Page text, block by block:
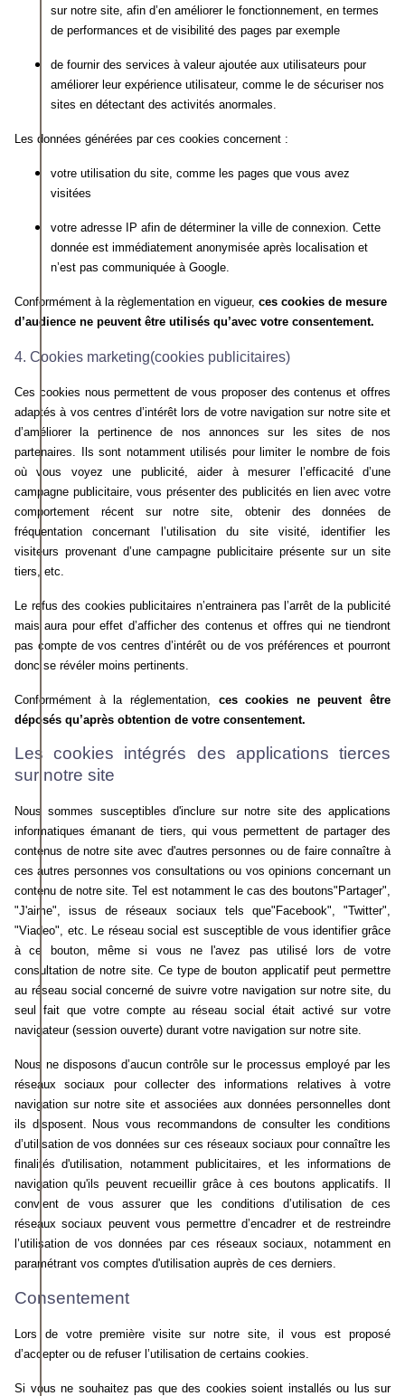
sur notre site, afin d’en améliorer le fonctionnement, en termes
de performances et de visibilité des pages par exemple
de fournir des services à valeur ajoutée aux utilisateurs pour
améliorer leur expérience utilisateur, comme le de sécuriser nos
sites en détectant des activités anormales.
Les données générées par ces cookies concernent :
votre utilisation du site, comme les pages que vous avez
visitées
votre adresse IP afin de déterminer la ville de connexion. Cette
donnée est immédiatement anonymisée après localisation et
n’est pas communiquée à Google.
Conformément à la règlementation en vigueur, ces cookies de mesure
d’audience ne peuvent être utilisés qu’avec votre consentement.
4. Cookies marketing(cookies publicitaires)
Ces cookies nous permettent de vous proposer des contenus et offres
adaptés à vos centres d’intérêt lors de votre navigation sur notre site et
d’améliorer la pertinence de nos annonces sur les sites de nos
partenaires. Ils sont notamment utilisés pour limiter le nombre de fois
où vous voyez une publicité, aider à mesurer l’efficacité d’une
campagne publicitaire, vous présenter des publicités en lien avec votre
comportement récent sur notre site, obtenir des données de
fréquentation concernant l’utilisation du site visité, identifier les
visiteurs provenant d’une campagne publicitaire présente sur un site
tiers, etc.
Le refus des cookies publicitaires n’entrainera pas l’arrêt de la publicité
mais aura pour effet d’afficher des contenus et offres qui ne tiendront
pas compte de vos centres d’intérêt ou de vos préférences et pourront
donc se révéler moins pertinents.
Conformément à la réglementation, ces cookies ne peuvent être
déposés qu’après obtention de votre consentement.
Les cookies intégrés des applications tierces
sur notre site
Nous sommes susceptibles d'inclure sur notre site des applications
informatiques émanant de tiers, qui vous permettent de partager des
contenus de notre site avec d'autres personnes ou de faire connaître à
ces autres personnes vos consultations ou vos opinions concernant un
contenu de notre site. Tel est notamment le cas des boutons"Partager",
"J'aime", issus de réseaux sociaux tels que"Facebook", "Twitter",
"Viadeo", etc. Le réseau social est susceptible de vous identifier grâce
à ce bouton, même si vous ne l'avez pas utilisé lors de votre
consultation de notre site. Ce type de bouton applicatif peut permettre
au réseau social concerné de suivre votre navigation sur notre site, du
seul fait que votre compte au réseau social était activé sur votre
navigateur (session ouverte) durant votre navigation sur notre site.
Nous ne disposons d’aucun contrôle sur le processus employé par les
réseaux sociaux pour collecter des informations relatives à votre
navigation sur notre site et associées aux données personnelles dont
ils disposent. Nous vous recommandons de consulter les conditions
d’utilisation de vos données sur ces réseaux sociaux pour connaître les
finalités d'utilisation, notamment publicitaires, et les informations de
navigation qu'ils peuvent recueillir grâce à ces boutons applicatifs. Il
convient de vous assurer que les conditions d’utilisation de ces
réseaux sociaux peuvent vous permettre d’encadrer et de restreindre
l’utilisation de vos données par ces réseaux sociaux, notamment en
paramétrant vos comptes d'utilisation auprès de ces derniers.
Consentement
Lors de votre première visite sur notre site, il vous est proposé
d’accepter ou de refuser l’utilisation de certains cookies.
Si vous ne souhaitez pas que des cookies soient installés ou lus sur